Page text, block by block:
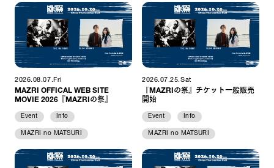
2026.08.07.Fri
MAZRI OFFICAL WEB SITE
MOVIE 2026『MAZRIの祭』
Event Info
MAZRI no MATSURI
2026.07.25.Sat
『MAZRIの祭』チケット一般販売
開始
Event Info
MAZRI no MATSURI